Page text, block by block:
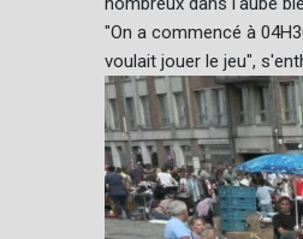
"On a commencé à
voulait jouer le jeu",